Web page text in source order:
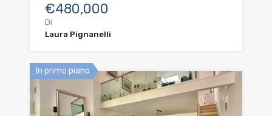
€480,000
Di
Laura Pignanelli
In primo piano